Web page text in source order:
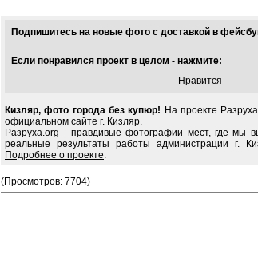
Подпишитесь на новые фото с доставкой в
Если понравился проект в целом - нажмите:
Нравится
Кизляр, фото города без купюр! На проекте
официальном сайте г. Кизляр.
Разруха.org - правдивые фотографии мест, где мы
реальные результаты работы администрации г.
Подробнее о проекте.
(Просмотров: 7704)